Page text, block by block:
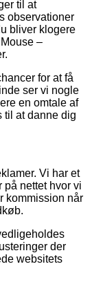
til at
observationer
bliver klogere
–
for at få
ser vi nogle
en omtale af
til at danne dig
Vi har et
nettet hvor vi
kommission når
der
websitets